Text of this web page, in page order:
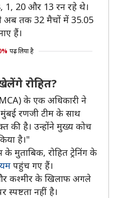
1, 20 और 13 रन रहे थे।
अब तक 32 मैचों में 35.05
हैं।
पढ़ लिया है
रोहित?
के एक अधिकारी ने
रणजी टीम के साथ
की है। उन्होंने मुख्य कोच
है।"
के मुताबिक, रोहित ट्रेनिंग के
पहुंच गए हैं।
कश्मीर के खिलाफ अगले
नहीं है।